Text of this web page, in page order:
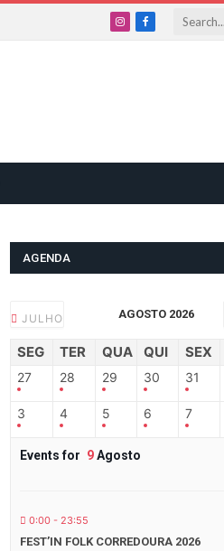
InstagramFacebook
AGENDA
JULHO AGOSTO 2026
SEG TER QUA QUI SEX
27 28 29 30 31
3 4 5 6 7
Events for 9Agosto
0:00 - 23:55
FEST’IN FOLK CORREDOURA 2026